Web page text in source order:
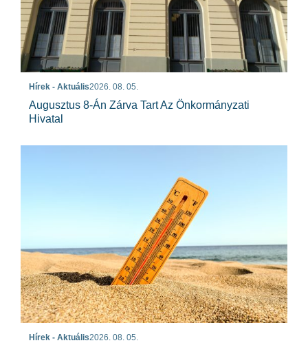
Hírek - Aktuális2026. 08. 05.
Augusztus 8-Án Zárva Tart Az Önkormányzati
Hivatal
Hírek - Aktuális2026. 08. 05.